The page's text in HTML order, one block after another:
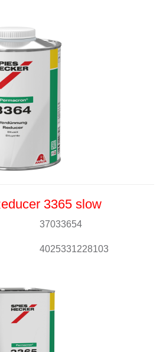
3365 slow
37033654
4025331228103